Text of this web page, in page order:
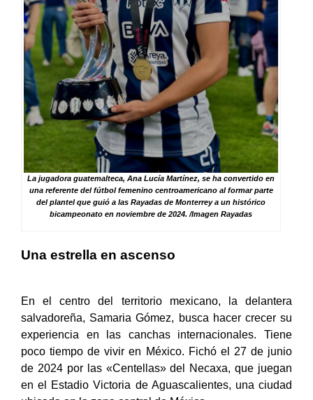
La jugadora guatemalteca, Ana Lucía Martínez, se ha convertido en
una referente del fútbol femenino centroamericano al formar parte
En el centro del territorio mexicano, la delantera
salvadoreña, Samaria Gómez, busca hacer crecer su
experiencia en las canchas internacionales. Tiene
poco tiempo de vivir en México. Fichó el 27 de junio
de 2024 por las «Centellas» del Necaxa, que juegan